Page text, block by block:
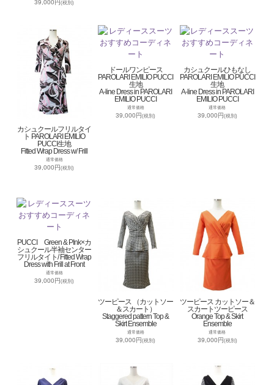
39,000円(税別)
カシュクールフリルタイ
ト PAROLARI EMILIO
PUCCI生地
Fitted Wrap Dress w/ Frill
通常価格
39,000円(税別)
ドールワンピース
PAROLARI EMILIO PUCCI
生地
A-line Dress in PAROLARI
EMILIO PUCCI
通常価格
39,000円(税別)
カシュクールひもなし
PAROLARI EMILIO PUCCI
生地
A-line Dress in PAROLARI
EMILIO PUCCI
通常価格
39,000円(税別)
PUCCI Green & PInk×カ
シュクール半袖センター
フリルタイト/ Fitted Wrap
Dress with Frill at Front
通常価格
39,000円(税別)
ツーピース （カットソー
＆スカート）
Staggered pattern Top &
Skirt Ensemble
通常価格
39,000円(税別)
ツーピース カットソー＆
スカートツーピース
Orange Top & Skirt
Ensemble
通常価格
39,000円(税別)